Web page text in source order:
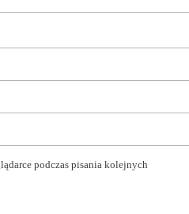
podczas pisania kolejnych